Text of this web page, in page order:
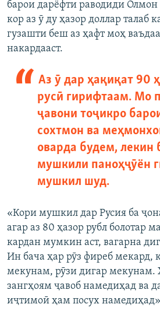
барои дарёфти раводиди
кор аз ӯ ду ҳазор доллар талаб
гузашти беш аз ҳафт моҳ
накардааст.
Аз ӯ дар ҳақиқат 90
русӣ гирифтаам. Мо
ҷавони тоҷикро
сохтмон ва
оварда будем, лекин
мушкили паноҳҷӯён
мушкил шуд.
«Кори мушкил дар Русия ба
агар аз 80 ҳазор рубл болотар
кардан мумкин аст, вагарна
Ин бача ҳар рӯз фиреб мекард,
мекунам, рӯзи дигар мекунам.
зангҳоям ҷавоб намедиҳад ва
иҷтимоӣ ҳам посух